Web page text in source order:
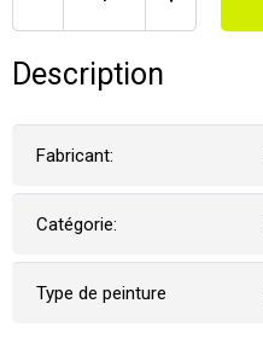
Description
Fabricant:
Catégorie:
Type de peinture